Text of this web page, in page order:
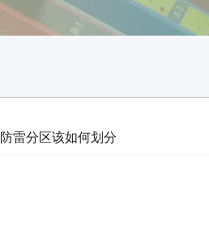
防雷分区该如何划分